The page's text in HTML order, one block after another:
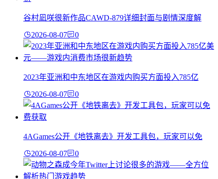
谷村凪咲很新作品CAWD-879详细封面与剧情深度解
2026-08-07 0
2023年亚洲和中东地区在游戏内购买方面投入785亿
2026-08-07 0
4AGames公开《地铁离去》开发工具包，玩家可以免
2026-08-07 0